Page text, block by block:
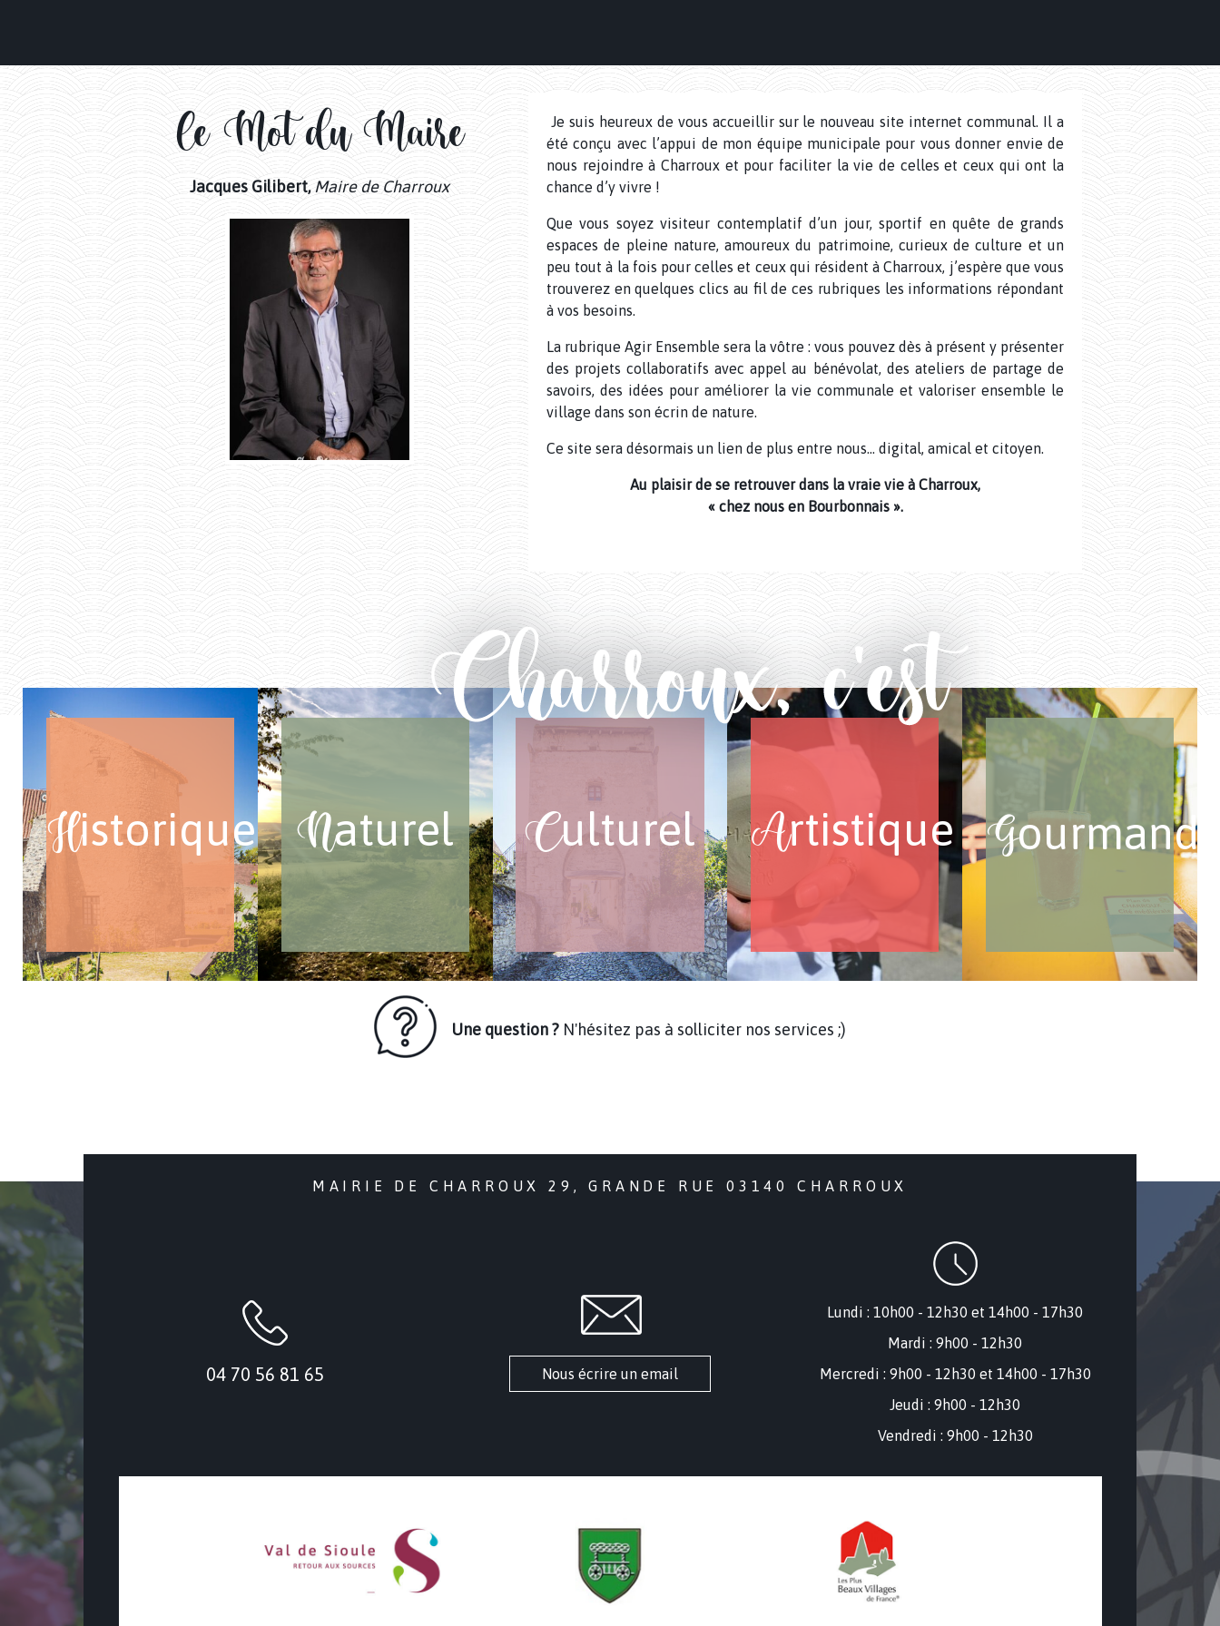
Le Mot du Maire
Jacques Gilibert, Maire de Charroux
Je suis heureux de vous accueillir sur le nouveau site internet communal. Il a
été conçu avec l’appui de mon équipe municipale pour vous donner envie de
nous rejoindre à Charroux et pour faciliter la vie de celles et ceux qui ont la
chance d’y vivre !
Que vous soyez visiteur contemplatif d’un jour, sportif en quête de grands
espaces de pleine nature, amoureux du patrimoine, curieux de culture et un
peu tout à la fois pour celles et ceux qui résident à Charroux, j’espère que vous
trouverez en quelques clics au fil de ces rubriques les informations répondant
à vos besoins.
La rubrique Agir Ensemble sera la vôtre : vous pouvez dès à présent y présenter
des projets collaboratifs avec appel au bénévolat, des ateliers de partage de
savoirs, des idées pour améliorer la vie communale et valoriser ensemble le
village dans son écrin de nature.
Ce site sera désormais un lien de plus entre nous… digital, amical et citoyen.
Au plaisir de se retrouver dans la vraie vie à Charroux,
« chez nous en Bourbonnais ».
Historique Naturel Culturel Artistique Gourmand
Une question ? N'hésitez pas à solliciter nos services ;)
MAIRIE DE CHARROUX 29, GRANDE RUE 03140 CHARROUX
04 70 56 81 65 Nous écrire un email
Lundi : 10h00 - 12h30 et 14h00 - 17h30
Mardi : 9h00 - 12h30
Mercredi : 9 h00 - 12h30 et 14h00 - 17h30
Jeudi : 9h00 - 12h30
Vendredi : 9h00 - 12h30